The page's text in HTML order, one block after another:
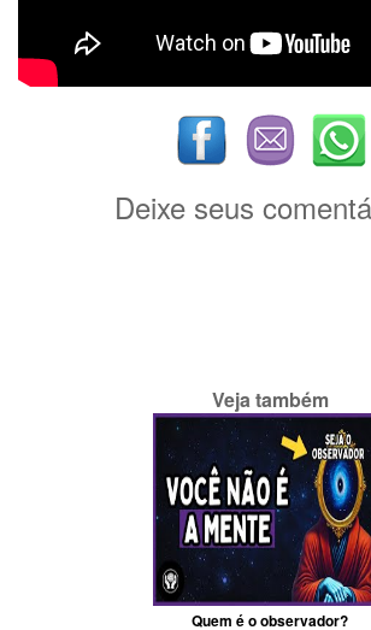
Deixe seus
Veja também
Quem é o observador?